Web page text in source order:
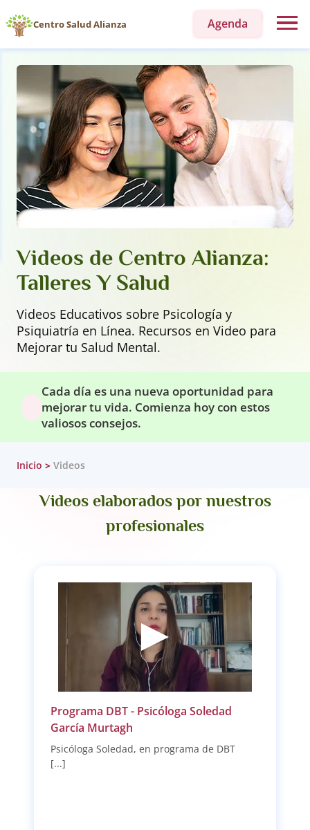
Centro Salud Alianza Agenda
Videos de Centro Alianza:
Talleres Y Salud
Videos Educativos sobre Psicología y
Psiquiatría en Línea. Recursos en Video para
Mejorar tu Salud Mental.
Cada día es una nueva oportunidad para
mejorar tu vida. Comienza hoy con estos
valiosos consejos.
Inicio Videos
Videos elaborados por nuestros
profesionales
Programa DBT - Psicóloga Soledad
García Murtagh
Psicóloga Soledad, en programa de DBT
[...]